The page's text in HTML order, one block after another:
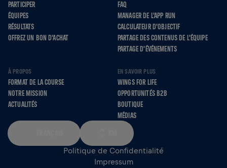
PARTICIPER
ÉQUIPES
RÉSULTATS
OFFREZ UN BON D'ACHAT
FAQ
MANAGER DE L'APP RUN
CALCULATEUR D'OBJECTIF
PARTAGE DES CONTENUS DE L'ÉQUIPE
PARTAGE D'ÉVÉNEMENTS
À PROPOS
FORMAT DE LA COURSE
NOTRE MISSION
ACTUALITÉS
EN SAVOIR PLUS
WINGS FOR LIFE
OPPORTUNITÉS B2B
BOUTIQUE
MÉDIAS
Politique de Confidentialité
Impressum